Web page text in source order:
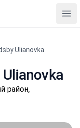
Ulianovka
район,